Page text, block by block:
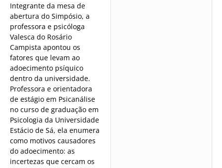
Integrante da mesa de
abertura do Simpósio, a
professora e psicóloga
Valesca do Rosário
Campista apontou os
fatores que levam ao
adoecimento psíquico
dentro da universidade.
Professora e orientadora
de estágio em Psicanálise
no curso de graduação em
Psicologia da Universidade
Estácio de Sá, ela enumera
como motivos causadores
do adoecimento: as
incertezas que cercam os